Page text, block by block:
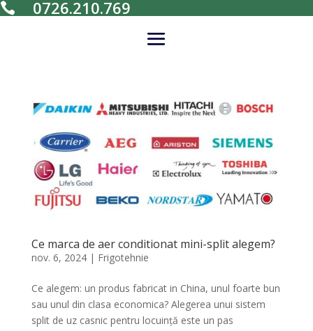
 0726.210.769
Ce marca de aer conditionat mini-split alegem?
nov. 6, 2024| Frigotehnie
Ce alegem: un produs fabricat in China, unul foarte bun
sau unul din clasa economica? Alegerea unui sistem
split de uz casnic pentru locuință este un pas